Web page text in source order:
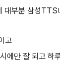
대부분 삼성
고
에만 잘 되고 하